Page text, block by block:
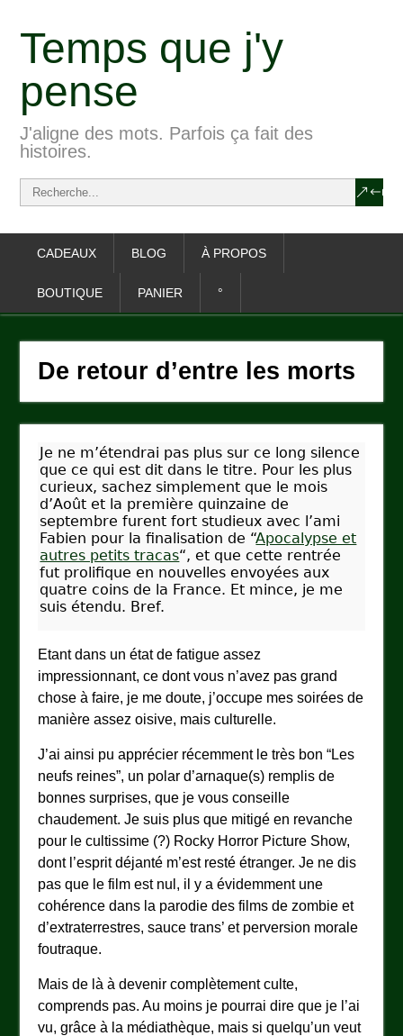
Temps que j'y
pense
J'aligne des mots. Parfois ça fait des
histoires.
CADEAUX BLOG À PROPOS
BOUTIQUE PANIER °
De retour d’entre les morts
Je ne m’étendrai pas plus sur ce long silence
que ce qui est dit dans le titre. Pour les plus
curieux, sachez simplement que le mois
d’Août et la première quinzaine de
septembre furent fort studieux avec l’ami
Fabien pour la finalisation de “Apocalypse et
autres petits tracas“, et que cette rentrée
fut prolifique en nouvelles envoyées aux
quatre coins de la France. Et mince, je me
suis étendu. Bref.
Etant dans un état de fatigue assez
impressionnant, ce dont vous n’avez pas grand
chose à faire, je me doute, j’occupe mes soirées de
manière assez oisive, mais culturelle.
J’ai ainsi pu apprécier récemment le très bon “Les
neufs reines”, un polar d’arnaque(s) remplis de
bonnes surprises, que je vous conseille
chaudement. Je suis plus que mitigé en revanche
pour le cultissime (?) Rocky Horror Picture Show,
dont l’esprit déjanté m’est resté étranger. Je ne dis
pas que le film est nul, il y a évidemment une
cohérence dans la parodie des films de zombie et
d’extraterrestres, sauce trans’ et perversion morale
foutraque.
Mais de là à devenir complètement culte,
comprends pas. Au moins je pourrai dire que je l’ai
vu, grâce à la médiathèque, mais si quelqu’un veut